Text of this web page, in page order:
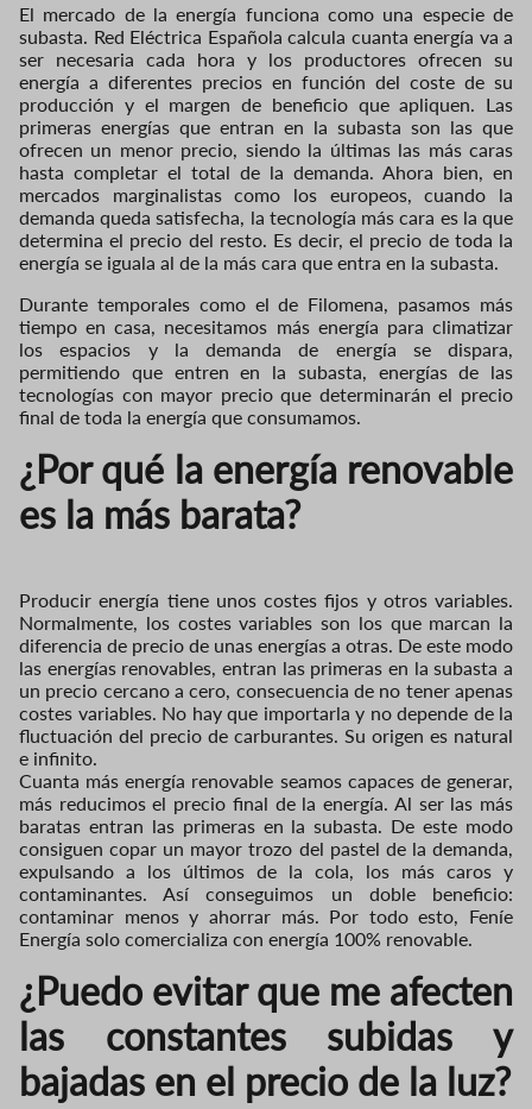
El mercado de la energía funciona como una especie de
subasta. Red Eléctrica Española calcula cuanta energía va a
ser necesaria cada hora y los productores ofrecen su
energía a diferentes precios en función del coste de su
producción y el margen de beneficio que apliquen. Las
primeras energías que entran en la subasta son las que
ofrecen un menor precio, siendo la últimas las más caras
hasta completar el total de la demanda. Ahora bien, en
mercados marginalistas como los europeos, cuando la
demanda queda satisfecha, la tecnología más cara es la que
determina el precio del resto. Es decir, el precio de toda la
energía se iguala al de la más cara que entra en la subasta.
Durante temporales como el de Filomena, pasamos más
tiempo en casa, necesitamos más energía para climatizar
los espacios y la demanda de energía se dispara,
permitiendo que entren en la subasta, energías de las
tecnologías con mayor precio que determinarán el precio
final de toda la energía que consumamos.
¿Por qué la energía renovable
es la más barata?
Producir energía tiene unos costes fijos y otros variables.
Normalmente, los costes variables son los que marcan la
diferencia de precio de unas energías a otras. De este modo
las energías renovables, entran las primeras en la subasta a
un precio cercano a cero, consecuencia de no tener apenas
costes variables. No hay que importarla y no depende de la
fluctuación del precio de carburantes. Su origen es natural
e infinito.
Cuanta más energía renovable seamos capaces de generar,
más reducimos el precio final de la energía. Al ser las más
baratas entran las primeras en la subasta. De este modo
consiguen copar un mayor trozo del pastel de la demanda,
expulsando a los últimos de la cola, los más caros y
contaminantes. Así conseguimos un doble beneficio:
contaminar menos y ahorrar más. Por todo esto, Feníe
Energía solo comercializa con energía 100% renovable.
¿Puedo evitar que me afecten
las constantes subidas y
bajadas en el precio de la luz?